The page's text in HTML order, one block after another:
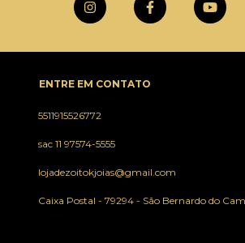
ENTRE EM CONTATO
5511915526772
sac 11 97574-5555
lojadezoitokjoias@gmail.com
Caixa Postal - 79294 - São Bernardo do